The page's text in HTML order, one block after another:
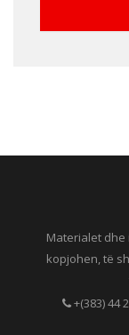
Materialet
kopjohen, të
+(383) 44